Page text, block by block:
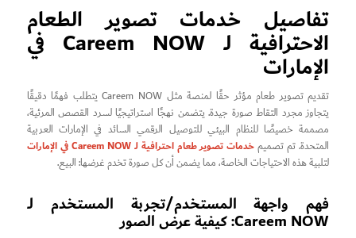
تفاصيل خدمات تصوير الطعام
الاحترافية لـ Careem NOW في
الإمارات
تقديم تصوير طعام مؤثر حقًا لمنصة مثل Careem NOW يتطلب فهمًا دقيقًا
يتجاوز مجرد التقاط صورة جيدة. يتضمن نهجًا استراتيجيًا لسرد القصص المرئية،
مصممة خصيصًا للنظام البيئي للتوصيل الرقمي السائد في الإمارات العربية
المتحدة. تم تصميمخدمات تصوير طعام احترافية لـ Careem NOW في الإمارات
لتلبية هذه الاحتياجات الخاصة، مما يضمن أن كل صورة تخدم غرضها: البيع.
فهم واجهة المستخدم/تجربة المستخدم لـ
Careem NOW: كيفية عرض الصور